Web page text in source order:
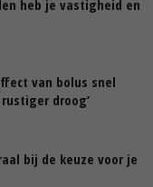
heb je vastigheid en
van bolus snel
droog’
bij de keuze voor je